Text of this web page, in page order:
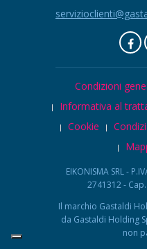
Condizioni
Informativa al
Cookie
EIKONISMA SRL -
2741312 -
Il marchio Gastaldi
da Gastaldi Holding
non